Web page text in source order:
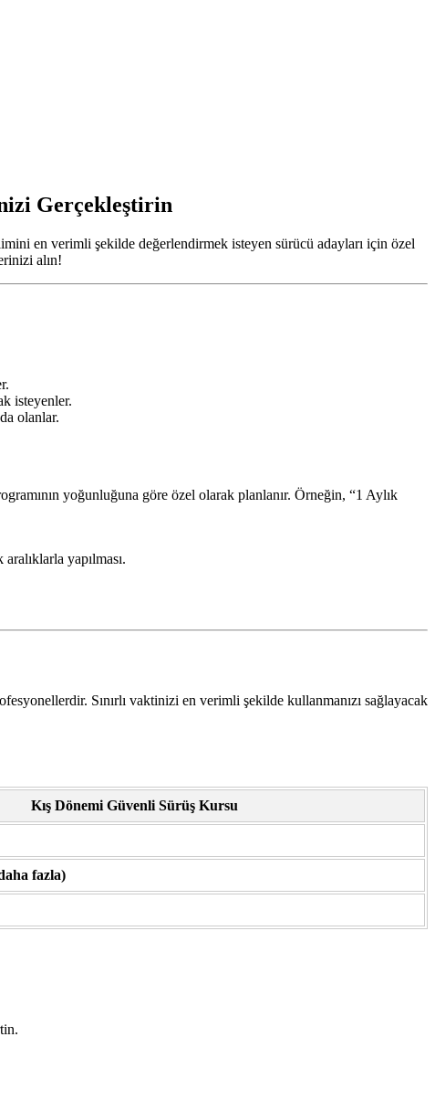
Gerçekleştirin
en verimli şekilde değerlendirmek isteyen sürücü adayları için özel
alın!
isteyenler.
olanlar.
yoğunluğuna göre özel olarak planlanır. Örneğin, “1 Aylık
yapılması.
Sınırlı vaktinizi en verimli şekilde kullanmanızı sağlayacak
Kış Dönemi Güvenli Sürüş Kursu
fazla)